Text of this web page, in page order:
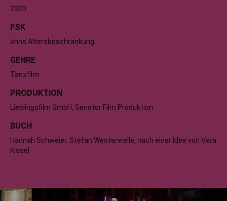
2020
FSK
ohne Altersbeschränkung
GENRE
Tanzfilm
PRODUKTION
Lieblingsfilm GmbH, Senator Film Produktion
BUCH
Hannah Schweier, Stefan Westerwelle, nach einer Idee von Vera
Kissel